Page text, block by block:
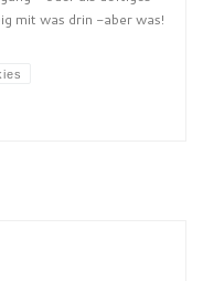
mit was drin -aber was!